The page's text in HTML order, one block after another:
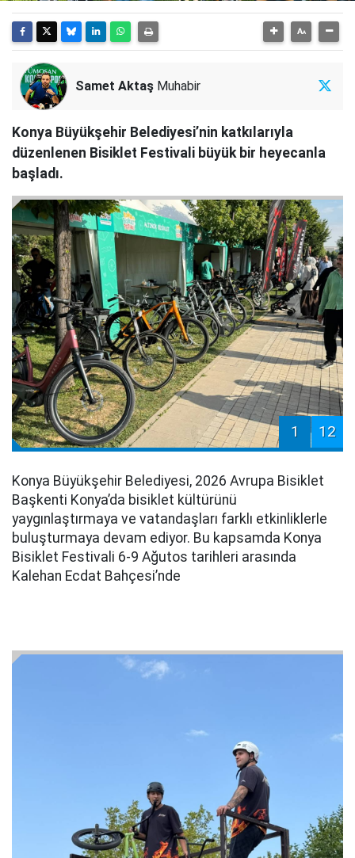
Samet Aktaş Muhabir
Konya Büyükşehir Belediyesi’nin katkılarıyla
düzenlenen Bisiklet Festivali büyük bir heyecanla
başladı.
1 12
Konya Büyükşehir Belediyesi, 2026 Avrupa Bisiklet
Başkenti Konya’da bisiklet kültürünü
yaygınlaştırmaya ve vatandaşları farklı etkinliklerle
buluşturmaya devam ediyor. Bu kapsamda Konya
Bisiklet Festivali 6-9 Ağutos tarihleri arasında
Kalehan Ecdat Bahçesi’nde